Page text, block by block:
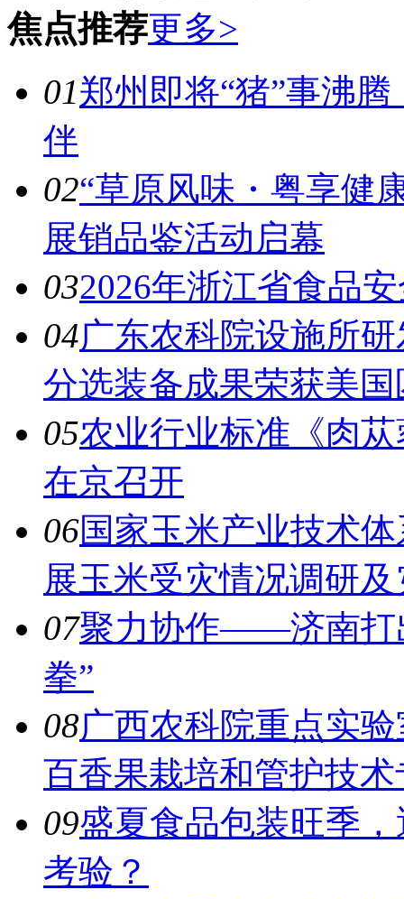
焦点推荐更多>
01郑州即将“猪”事沸
伴
02“草原风味・粤享健
展销品鉴活动启幕
032026年浙江省食品
04广东农科院设施所
分选装备成果荣获美
05农业行业标准《肉
在京召开
06国家玉米产业技术
展玉米受灾情况调研
07聚力协作——济南打
拳”
08广西农科院重点实
百香果栽培和管护技
09盛夏食品包装旺季
考验？